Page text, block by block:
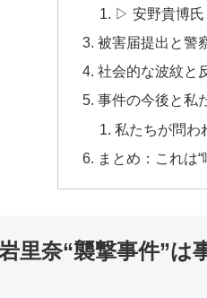
▷ 安野貴博氏
被害届提出と警
社会的な波紋と
事件の今後と私
私たちが問わ
まとめ：これは
里奈“襲撃事件”